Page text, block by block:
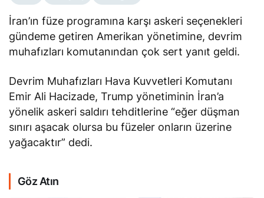
İran’ın füze programına karşı askeri seçenekleri
gündeme getiren Amerikan yönetimine, devrim
muhafızları komutanından çok sert yanıt geldi.
Devrim Muhafızları Hava Kuvvetleri Komutanı
Emir Ali Hacizade, Trump yönetiminin İran’a
yönelik askeri saldırı tehditlerine “eğer düşman
sınırı aşacak olursa bu füzeler onların üzerine
yağacaktır” dedi.
Göz Atın